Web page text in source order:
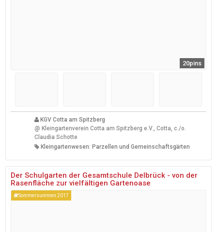
20pins
KGV Cotta am Spitzberg
@ Kleingartenverein Cotta am Spitzberg e.V., Cotta, c./o.
Claudia Schotte
Kleingartenwesen: Parzellen und Gemeinschaftsgärten
Der Schulgarten der Gesamtschule Delbrück - von der
Rasenfläche zur vielfältigen Gartenoase
Sommersummen 2017